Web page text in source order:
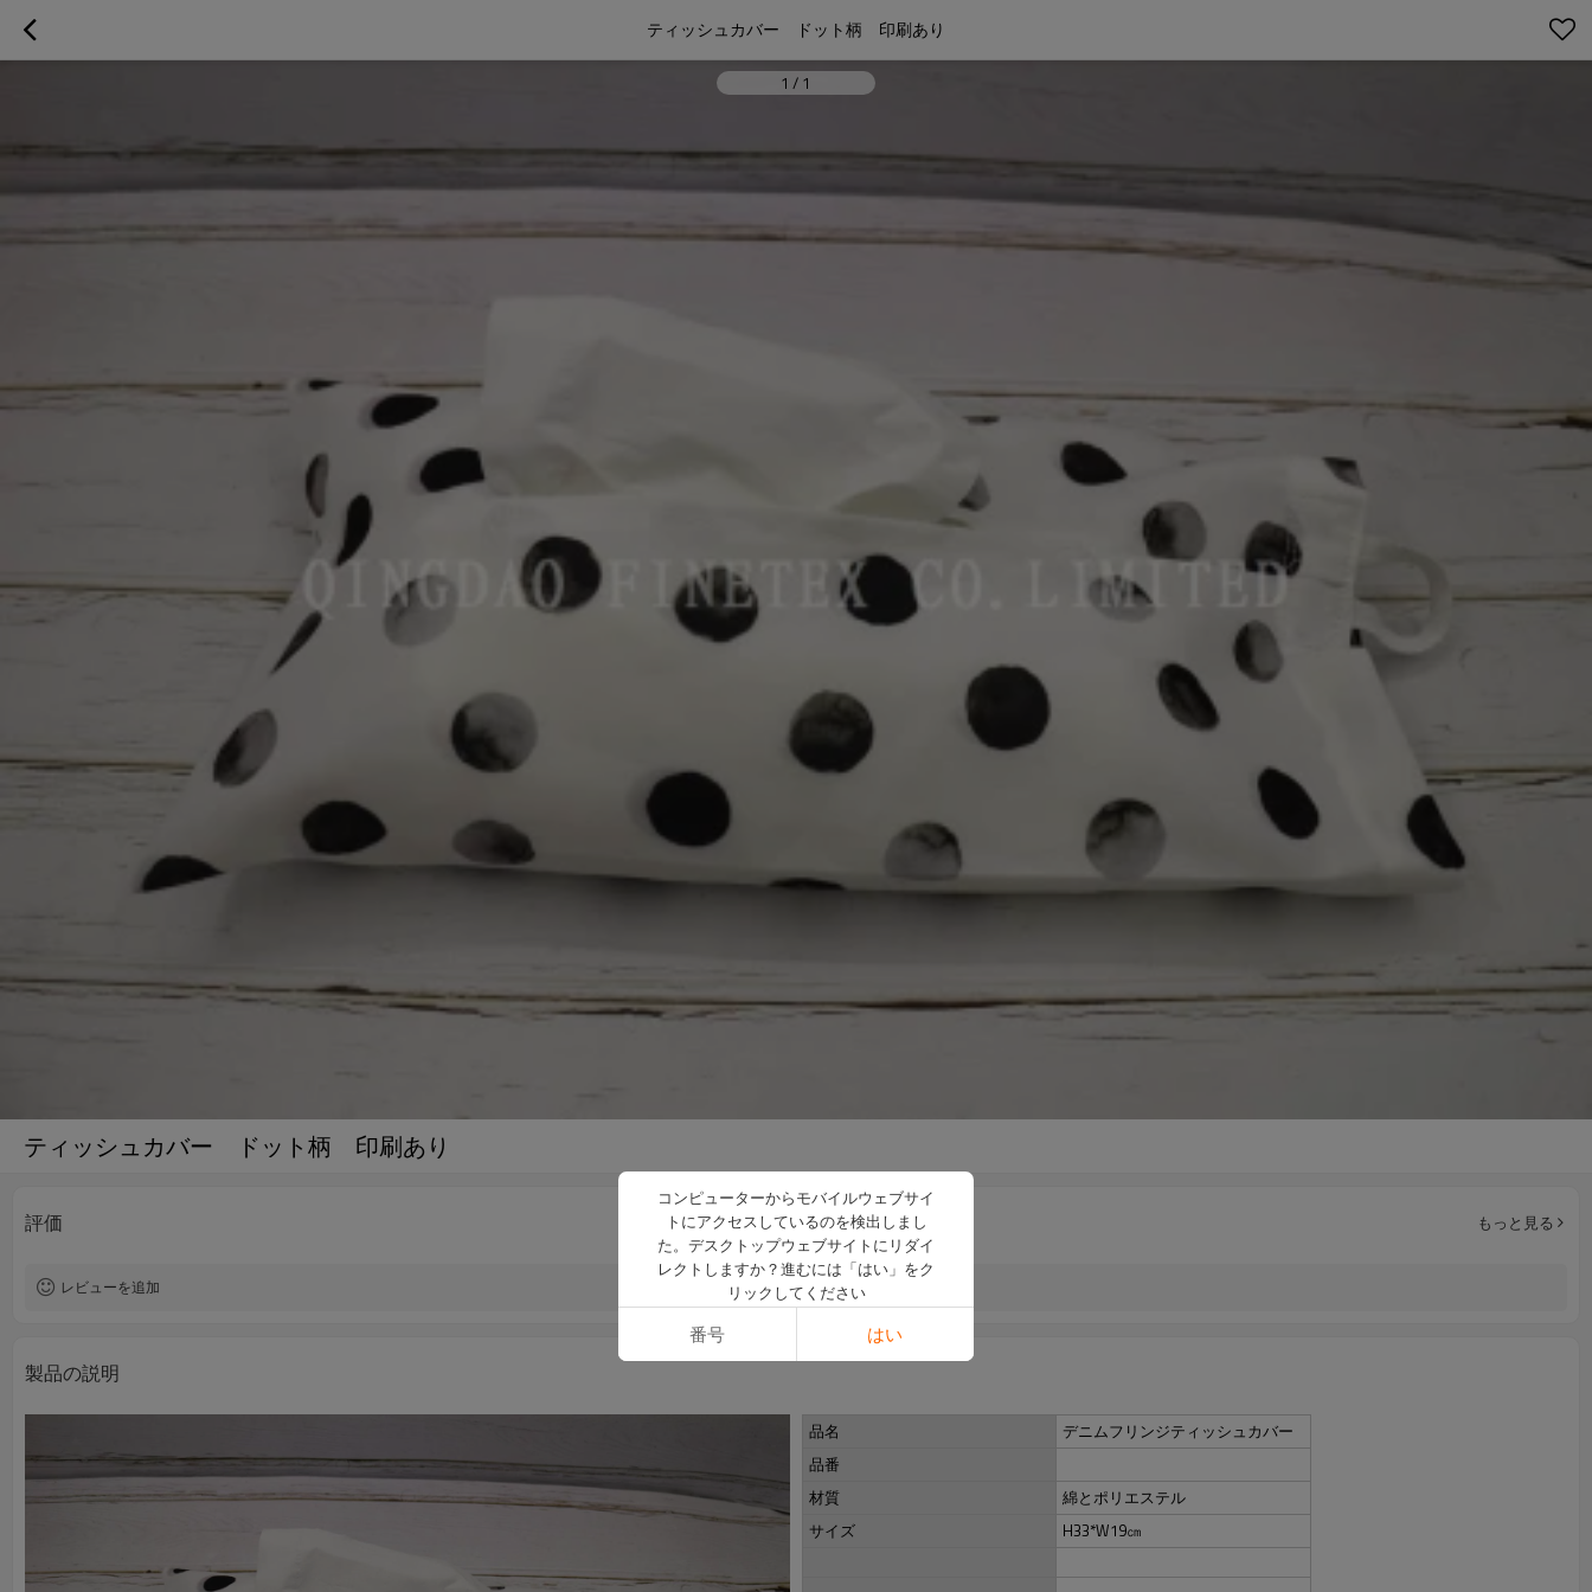
ティッシュカバー　ドット柄　印刷あり
1 / 1
ティッシュカバー ドット柄 印刷あり
評価 もっと見る
レビューを追加
製品の説明
品名
デニムフリンジティッシュカバー
品番
材質
綿とポリエステル
サイズ
H33*W19㎝
コンピューターからモバイルウェブサイ
トにアクセスしているのを検出しまし
た。デスクトップウェブサイトにリダイ
レクトしますか？進むには「はい」をク
リックしてください
番号 はい